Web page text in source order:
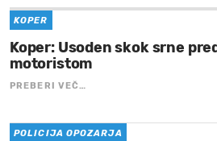
KOPER
Koper: Usoden skok srne
motoristom
PREBERI VEČ…
POLICIJA OPOZARJA